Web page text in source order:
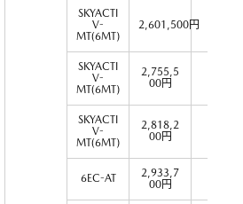
SKYACTI
V-
MT(6MT)
2,601,500円
SKYACTI
V-
MT(6MT)
2,755,5
00円
SKYACTI
V-
MT(6MT)
2,818,2
00円
6EC-AT
2,933,7
00円